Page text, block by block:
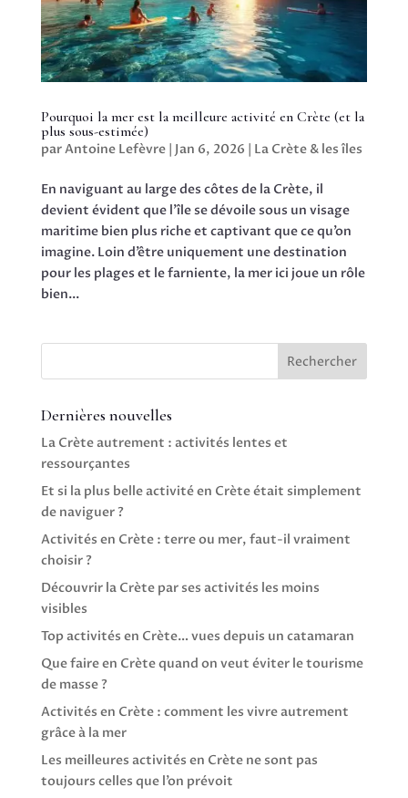
Pourquoi la mer est la meilleure activité en Crète (et la
plus sous-estimée)
parAntoine Lefèvre| Jan 6, 2026 | La Crète & les îles
En naviguant au large des côtes de la Crète, il
devient évident que l’île se dévoile sous un visage
maritime bien plus riche et captivant que ce qu’on
imagine. Loin d’être uniquement une destination
pour les plages et le farniente, la mer ici joue un rôle
bien...
Rechercher
Dernières nouvelles
La Crète autrement : activités lentes et
ressourçantes
Et si la plus belle activité en Crète était simplement
de naviguer ?
Activités en Crète : terre ou mer, faut-il vraiment
choisir ?
Découvrir la Crète par ses activités les moins
visibles
Top activités en Crète… vues depuis un catamaran
Que faire en Crète quand on veut éviter le tourisme
de masse ?
Activités en Crète : comment les vivre autrement
grâce à la mer
Les meilleures activités en Crète ne sont pas
toujours celles que l’on prévoit